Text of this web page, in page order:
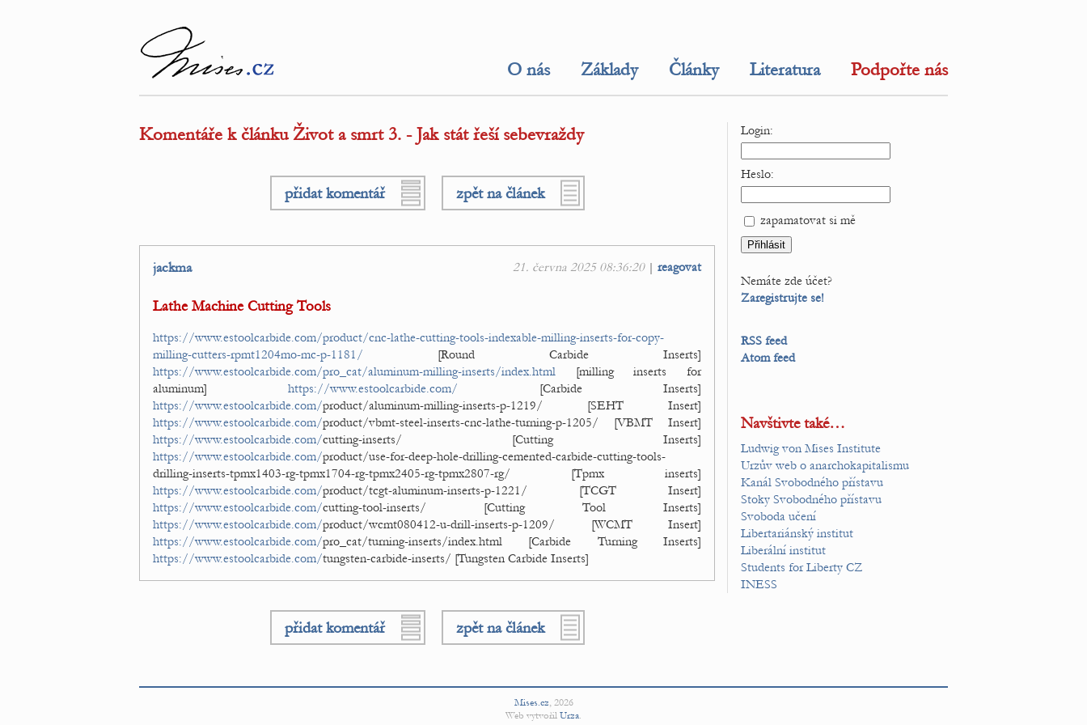
O nás Základy Články Literatura Podpořte nás
Komentáře k článku Život a smrt 3. - Jak stát řeší sebevraždy
přidat komentář zpět na článek
21. června 2025 08:36:20| reagovat
jackma
Lathe Machine Cutting Tools
https://www.estoolcarbide.com/product/cnc-lathe-cutting-tools-indexable-milling-inserts-for-copy-
milling-cutters-rpmt1204mo-mc-p-1181/ [Round Carbide Inserts]
https://www.estoolcarbide.com/pro_cat/aluminum-milling-inserts/index.html [milling inserts for
aluminum]https://www.estoolcarbide.com/ [Carbide Inserts]
https://www.estoolcarbide.com/product/aluminum-milling-inserts-p-1219/ [SEHT Insert]
https://www.estoolcarbide.com/product/vbmt-steel-inserts-cnc-lathe-turning-p-1205/ [VBMT Insert]
https://www.estoolcarbide.com/cutting-inserts/ [Cutting Inserts]
https://www.estoolcarbide.com/product/use-for-deep-hole-drilling-cemented-carbide-cutting-tools-
drilling-inserts-tpmx1403-rg-tpmx1704-rg-tpmx2405-rg-tpmx2807-rg/ [Tpmx inserts]
https://www.estoolcarbide.com/product/tcgt-aluminum-inserts-p-1221/ [TCGT Insert]
https://www.estoolcarbide.com/cutting-tool-inserts/ [Cutting Tool Inserts]
https://www.estoolcarbide.com/product/wcmt080412-u-drill-inserts-p-1209/ [WCMT Insert]
https://www.estoolcarbide.com/pro_cat/turning-inserts/index.html [Carbide Turning Inserts]
https://www.estoolcarbide.com/tungsten-carbide-inserts/ [Tungsten Carbide Inserts]
přidat komentář zpět na článek
Login:
Heslo:
zapamatovat si mě
Nemáte zde účet?
Zaregistrujte se!
RSS feed
Atom feed
Navštivte také…
Ludwig von Mises Institute
Urzův web o anarchokapitalismu
Kanál Svobodného přístavu
Stoky Svobodného přístavu
Svoboda učení
Libertariánský institut
Liberální institut
Students for Liberty CZ
INESS
Mises.cz, 2026
Web vytvořil Urza.